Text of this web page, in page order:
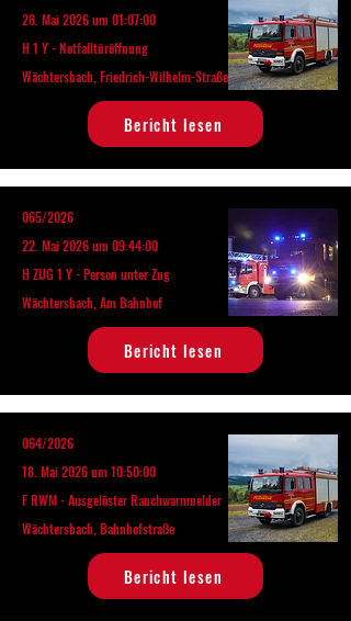
28. Mai 2026 um 01:07:00
H 1 Y - Notfalltüröffnung
Wächtersbach, Friedrich-Wilhelm-Straße
Bericht lesen
065/2026
22. Mai 2026 um 09:44:00
H ZUG 1 Y - Person unter Zug
Wächtersbach, Am Bahnhof
Bericht lesen
064/2026
18. Mai 2026 um 10:50:00
F RWM - Ausgelöster Rauchwarnmelder
Wächtersbach, Bahnhofstraße
Bericht lesen